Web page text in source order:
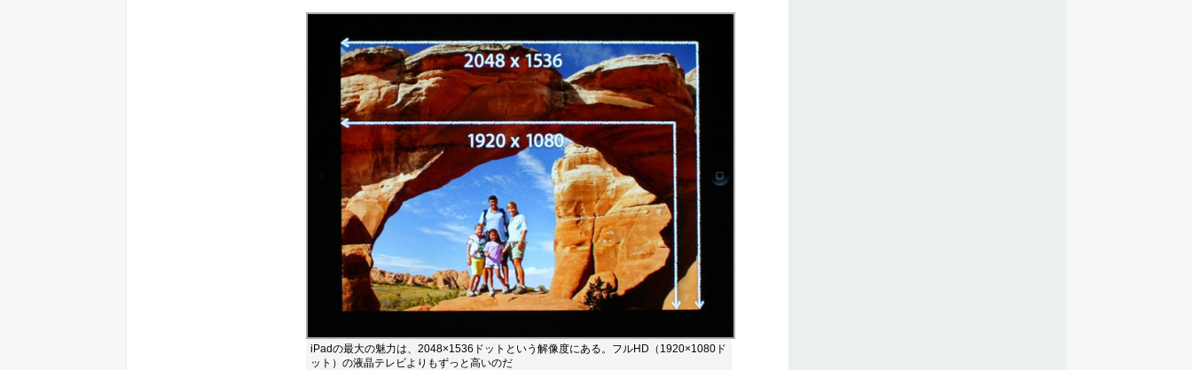
iPadの最大の魅力は、2048×1536ドットという解像度にある。フルHD（1920×1080ド
ット）の液晶テレビよりもずっと高いのだ